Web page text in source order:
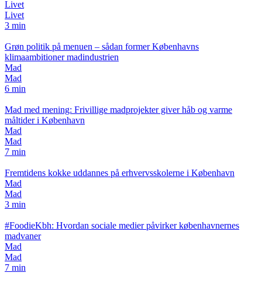
Livet
Livet
3 min
Grøn politik på menuen – sådan former Københavns
klimaambitioner madindustrien
Mad
Mad
6 min
Mad med mening: Frivillige madprojekter giver håb og varme
måltider i København
Mad
Mad
7 min
Fremtidens kokke uddannes på erhvervsskolerne i København
Mad
Mad
3 min
#FoodieKbh: Hvordan sociale medier påvirker københavnernes
madvaner
Mad
Mad
7 min